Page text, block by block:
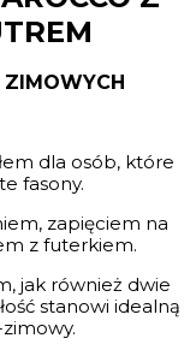
ZIMOWYCH
dla osób, które
fasony.
zapięciem na
z futerkiem.
jak również dwie
stanowi idealną